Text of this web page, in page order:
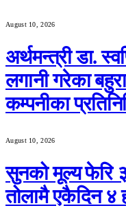
August 10, 2026
अर्थमन्त्री डा.
लगानी गरेका
कम्पनीका
August 10, 2026
सुनको मूल्य फेरि
तोलामै एकैदिन ४